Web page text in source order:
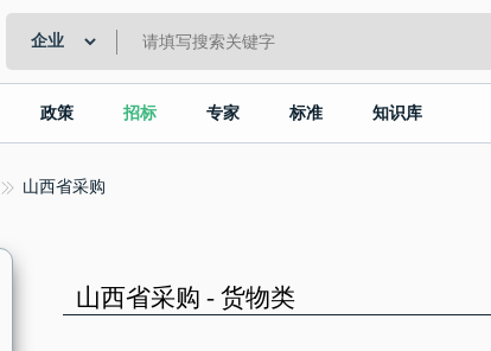
政策 招标 专家 标准 知识库
山西省采购
山西省采购 - 货物类